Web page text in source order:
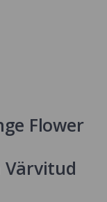
Flower
Värvitud
Angel en
Shampoo
Šampoon